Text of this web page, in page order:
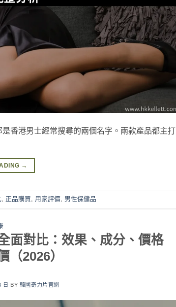
香港男士經常搜尋的兩個名字。兩款產品都主打
→
, 正品購買, 用家評價, 男性保健品
面對比：效果、成分、價格
（2026）
日 BY 韓國奇力片官網